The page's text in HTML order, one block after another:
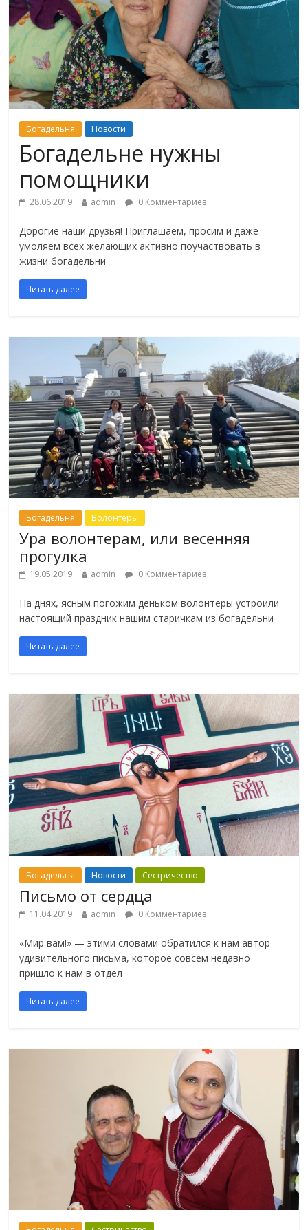
Богадельня Новости
Богадельне нужны
помощники
28.06.2019 admin 0 Комментариев
Дорогие наши друзья! Приглашаем, просим и даже
умоляем всех желающих активно поучаствовать в
жизни богадельни
Читать далее
Богадельня Волонтеры
Ура волонтерам, или весенняя
прогулка
19.05.2019 admin 0 Комментариев
На днях, ясным погожим деньком волонтеры устроили
настоящий праздник нашим старичкам из богадельни
Читать далее
Богадельня Новости Сестричество
Письмо от сердца
11.04.2019 admin 0 Комментариев
«Мир вам!» — этими словами обратился к нам автор
удивительного письма, которое совсем недавно
пришло к нам в отдел
Читать далее